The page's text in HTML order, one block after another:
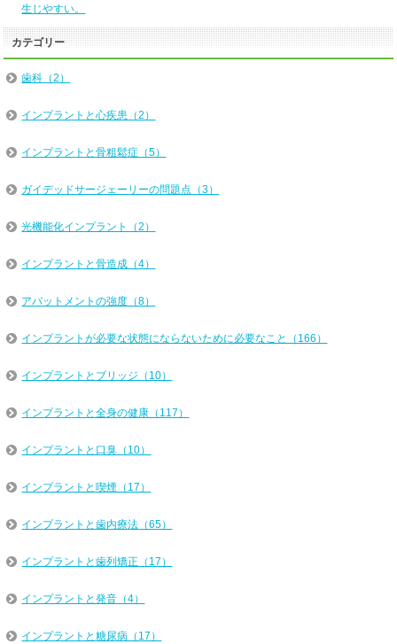
生じやすい。
カテゴリー
歯科（2）
インプラントと心疾患（2）
インプラントと骨粗鬆症（5）
ガイデッドサージェーリーの問題点（3）
光機能化インプラント（2）
インプラントと骨造成（4）
アバットメントの強度（8）
インプラントが必要な状態にならないために必要なこと（166）
インプラントとブリッジ（10）
インプラントと全身の健康（117）
インプラントと口臭（10）
インプラントと喫煙（17）
インプラントと歯内療法（65）
インプラントと歯列矯正（17）
インプラントと発音（4）
インプラントと糖尿病（17）